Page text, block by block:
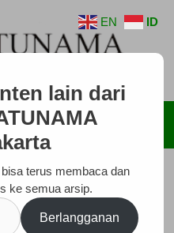
EN ID
lain dari
terus membaca dan
ke semua arsip.
Berlangganan